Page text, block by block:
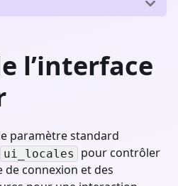
l’interface
paramètre standard
ui_locales
pour contrôler
de connexion et des